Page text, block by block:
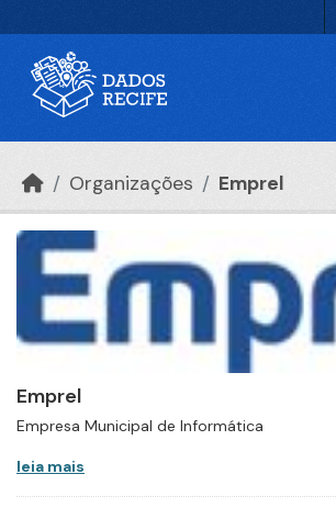
Organizações Emprel
Emprel
Empresa Municipal de Informática
leia mais